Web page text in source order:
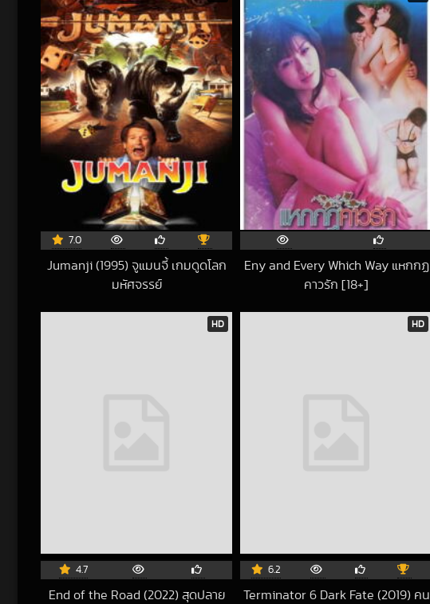
7.0
Jumanji (1995) จูแมนจี้ เกมดูดโลก
มหัศจรรย์
Eny and Every Which Way แหกกฏ
คาวรัก [18+]
HD
4.7
End of the Road (2022) สุดปลาย
HD
6.2
Terminator 6 Dark Fate (2019) คน